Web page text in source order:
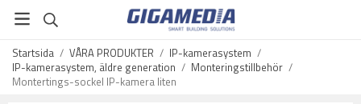
Startsida / VÅRA PRODUKTER / IP-kamerasystem /
IP-kamerasystem, äldre generation / Monteringstillbehör /
Montertings-sockel IP-kamera liten